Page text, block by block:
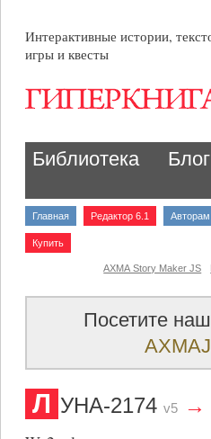
Интерактивные истории,
игры и квесты
Библиотека Блог
Главная Редактор 6.1 Авторам
Купить
AXMA Story Maker JS
Посетите
Л УНА-2174 v5 →